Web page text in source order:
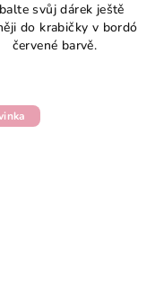
svůj dárek ještě
do krabičky v bordó
červené barvě.